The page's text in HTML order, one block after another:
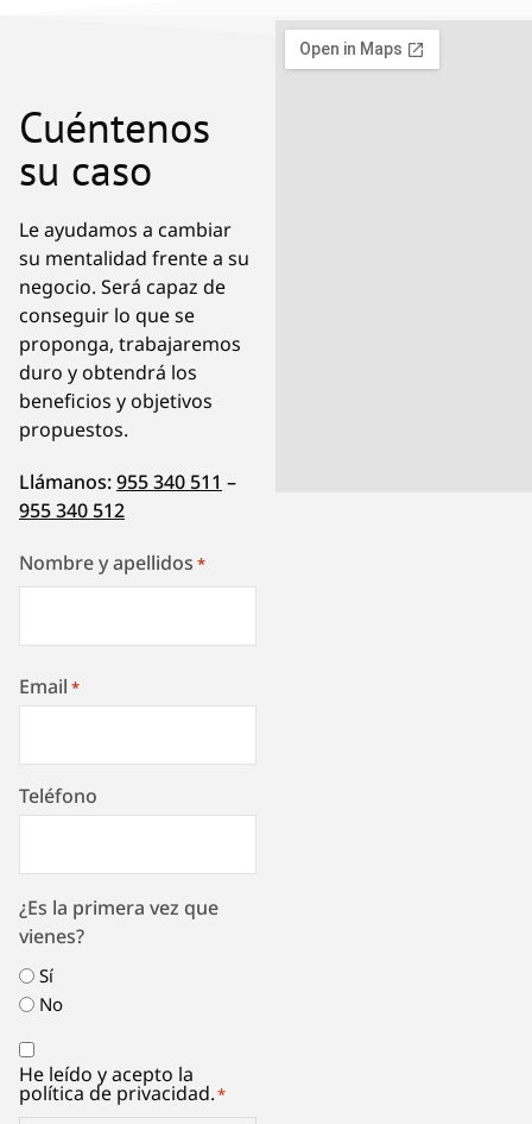
Cuéntenos
su caso
Le ayudamos a cambiar
su mentalidad frente a su
negocio. Será capaz de
conseguir lo que se
proponga, trabajaremos
duro y obtendrá los
beneficios y objetivos
propuestos.
Llámanos:955 340 511 –
955 340 512
Nombre y apellidos *
Email *
Teléfono
¿Es la primera vez que
vienes?
Sí
No
Consentimiento
*
He leído y acepto la
política de privacidad.*